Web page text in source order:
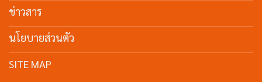
ข่าวสาร
นโยบายส่วนตัว
SITE MAP